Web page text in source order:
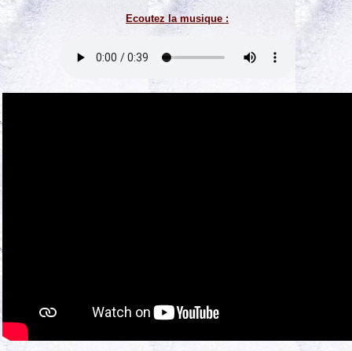
Ecoutez la musique :